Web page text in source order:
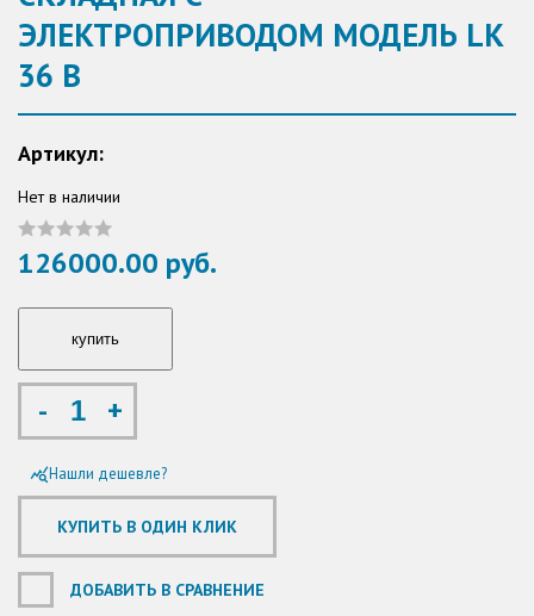
ЭЛЕКТРОПРИВОДОМ МОДЕЛЬ LK
36 B
Артикул:
Нет в наличии
126000.00 руб.
- +
query_statsНашли дешевле?
ДОБАВИТЬ В СРАВНЕНИЕ